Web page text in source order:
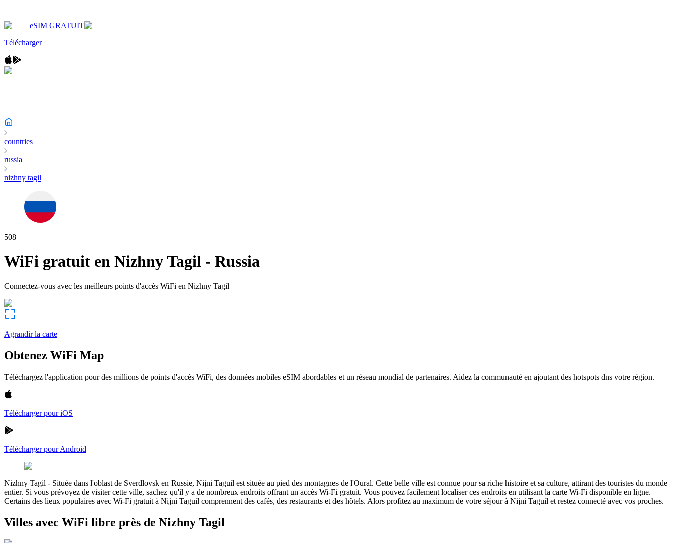
eSIM GRATUIT
Télécharger
countries
russia
nizhny tagil
508
WiFi gratuit en Nizhny Tagil - Russia
Connectez-vous avec les meilleurs points d'accès WiFi en Nizhny Tagil
Agrandir la carte
Obtenez WiFi Map
Téléchargez l'application pour des millions de points d'accès WiFi, des données mobiles eSIM abordables et un réseau mondial de partenaires. Aidez la communauté en ajoutant des hotspots dns votre région.
Télécharger pour iOS
Télécharger pour Android
Nizhny Tagil - Située dans l'oblast de Sverdlovsk en Russie, Nijni Taguil est située au pied des montagnes de l'Oural. Cette belle ville est connue pour sa riche histoire et sa culture, attirant des touristes du monde
entier. Si vous prévoyez de visiter cette ville, sachez qu'il y a de nombreux endroits offrant un accès Wi-Fi gratuit. Vous pouvez facilement localiser ces endroits en utilisant la carte Wi-Fi disponible en ligne.
Certains des lieux populaires avec Wi-Fi gratuit à Nijni Taguil comprennent des cafés, des restaurants et des hôtels. Alors profitez au maximum de votre séjour à Nijni Taguil et restez connecté avec vos proches.
Villes avec WiFi libre près de Nizhny Tagil